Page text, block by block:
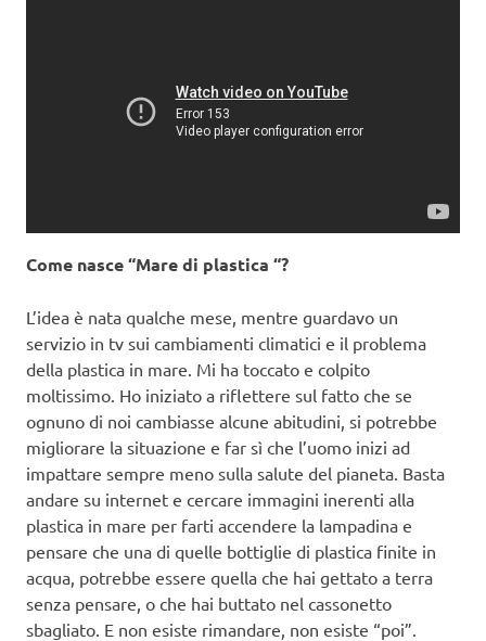
Come nasce “Mare di plastica “?
L’idea è nata qualche mese, mentre guardavo un
servizio in tv sui cambiamenti climatici e il problema
della plastica in mare. Mi ha toccato e colpito
moltissimo. Ho iniziato a riflettere sul fatto che se
ognuno di noi cambiasse alcune abitudini, si potrebbe
migliorare la situazione e far sì che l’uomo inizi ad
impattare sempre meno sulla salute del pianeta. Basta
andare su internet e cercare immagini inerenti alla
plastica in mare per farti accendere la lampadina e
pensare che una di quelle bottiglie di plastica finite in
acqua, potrebbe essere quella che hai gettato a terra
senza pensare, o che hai buttato nel cassonetto
sbagliato. E non esiste rimandare, non esiste “poi”.